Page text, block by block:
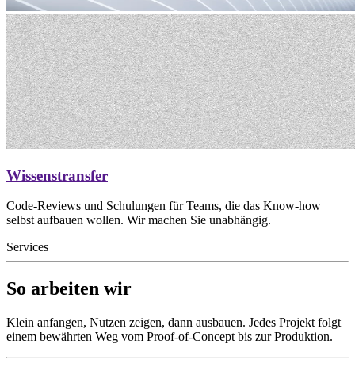
Wissenstransfer
Code-Reviews und Schulungen für Teams, die das Know-how
selbst aufbauen wollen. Wir machen Sie unabhängig.
Services
So arbeiten wir
Klein anfangen, Nutzen zeigen, dann ausbauen. Jedes Projekt folgt
einem bewährten Weg vom Proof-of-Concept bis zur Produktion.